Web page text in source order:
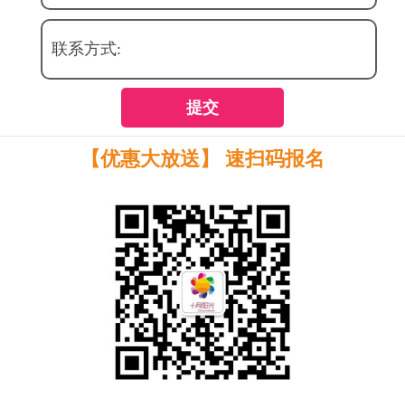
联系方式:
提交
【优惠大放送】 速扫码报名